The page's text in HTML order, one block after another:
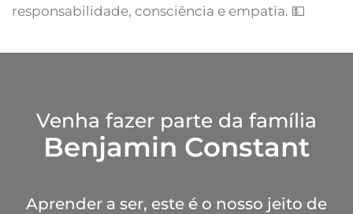
responsabilidade, consciência e empatia. 💵
Venha fazer parte da família
Benjamin Constant
Aprender a ser, este é o nosso jeito de